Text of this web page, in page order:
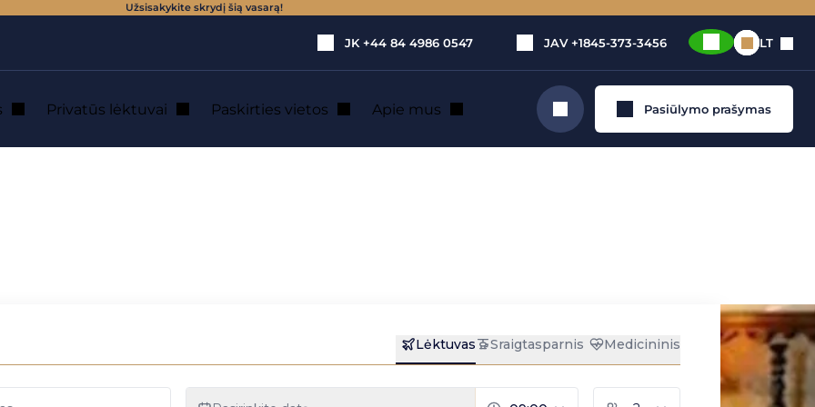
Užsisakykite skrydį šią vasarą!
JK +44 84 4986 0547 JAV +1845-373-3456 LT
Privatūs lėktuvai Paskirties vietos Apie mus Ieškoti Pasiūlymo prašymas